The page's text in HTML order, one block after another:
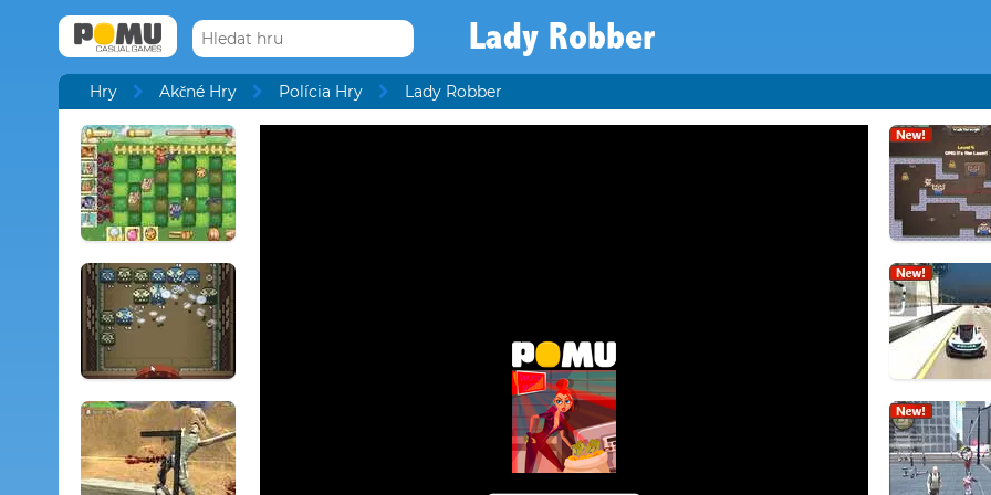
Lady Robber
Hry Akčné Hry Polícia Hry Lady Robber